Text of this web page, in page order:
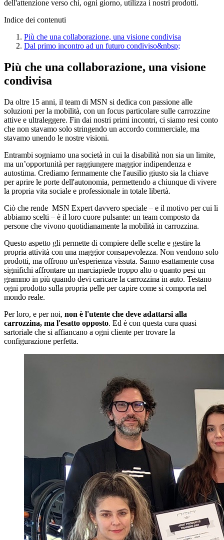
dell'attenzione verso chi, ogni giorno, utilizza i nostri prodotti.
Indice dei contenuti
Più che una collaborazione, una visione condivisa
Dal primo incontro ad un futuro condiviso&nbsp;
Più che una collaborazione, una visione
condivisa
Da oltre 15 anni, il team di MSN si dedica con passione alle
soluzioni per la mobilità, con un focus particolare sulle carrozzine
attive e ultraleggere. Fin dai nostri primi incontri, ci siamo resi conto
che non stavamo solo stringendo un accordo commerciale, ma
stavamo unendo le nostre visioni.
Entrambi sogniamo una società in cui la disabilità non sia un limite,
ma un’opportunità per raggiungere maggior indipendenza e
autostima. Crediamo fermamente che l'ausilio giusto sia la chiave
per aprire le porte dell'autonomia, permettendo a chiunque di vivere
la propria vita sociale e professionale in totale libertà.
Ciò che rende MSN Expert davvero speciale – e il motivo per cui li
abbiamo scelti – è il loro cuore pulsante: un team composto da
persone che vivono quotidianamente la mobilità in carrozzina.
Questo aspetto gli permette di compiere delle scelte e gestire la
propria attività con una maggior consapevolezza. Non vendono solo
prodotti, ma offrono un'esperienza vissuta. Sanno esattamente cosa
significhi affrontare un marciapiede troppo alto o quanto pesi un
grammo in più quando devi caricare la carrozzina in auto. Testano
ogni prodotto sulla propria pelle per capire come si comporta nel
mondo reale.
Per loro, e per noi, non è l'utente che deve adattarsi alla
carrozzina, ma l'esatto opposto. Ed è con questa cura quasi
sartoriale che si affiancano a ogni cliente per trovare la
configurazione perfetta.